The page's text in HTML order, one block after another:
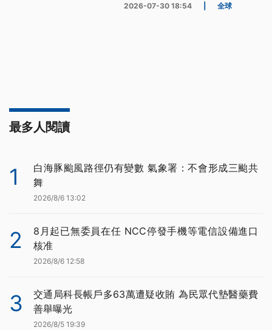
2026-07-30 18:54 全球
最多人閱讀
1
白海豚颱風路徑仍有變數 氣象署：不會形成三颱共
舞
2026/8/6 13:02
2
8月起已無委員在任 NCC停發手機等電信設備進口
核准
2026/8/6 12:58
3
交通局科長帳戶多63萬遭疑收賄 為民眾代墊醫藥費
善舉曝光
2026/8/5 19:39